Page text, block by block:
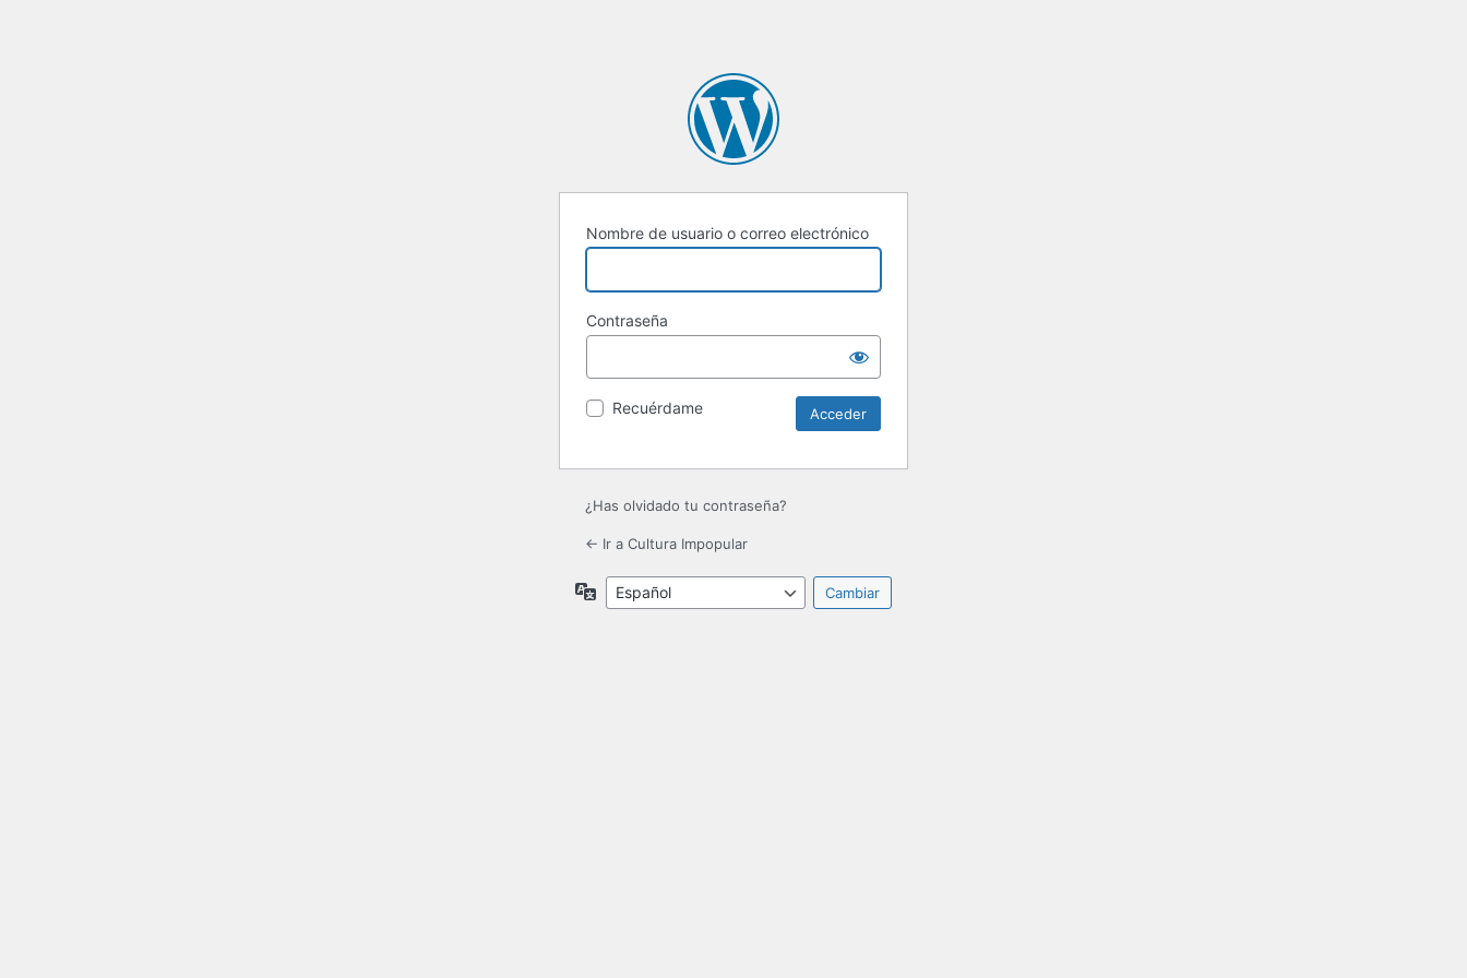
Nombre de usuario o correo electrónico
Contraseña
Recuérdame
¿Has olvidado tu contraseña?
← Ir a Cultura Impopular
Idioma